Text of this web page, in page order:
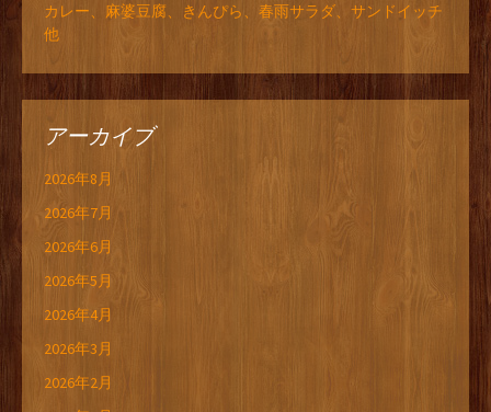
カレー、麻婆豆腐、きんぴら、春雨サラダ、サンドイッチ
他
アーカイブ
2026年8月
2026年7月
2026年6月
2026年5月
2026年4月
2026年3月
2026年2月